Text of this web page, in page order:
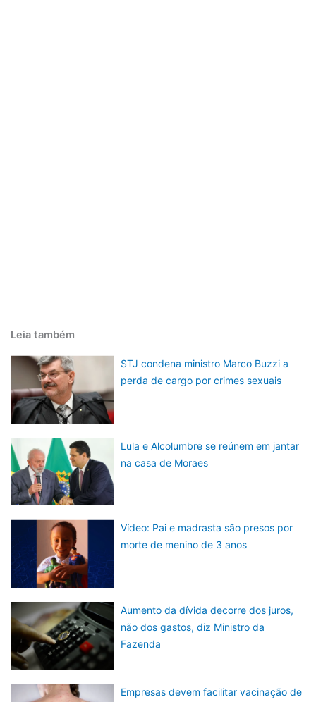
Leia também
STJ condena ministro Marco Buzzi a
perda de cargo por crimes sexuais
Lula e Alcolumbre se reúnem em jantar
na casa de Moraes
Vídeo: Pai e madrasta são presos por
morte de menino de 3 anos
Aumento da dívida decorre dos juros,
não dos gastos, diz Ministro da
Fazenda
Empresas devem facilitar vacinação de